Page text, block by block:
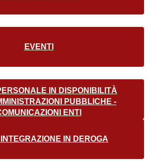
EVENTI
IN DISPONIBILITÀ
PUBBLICHE -
ENTI
IN DEROGA